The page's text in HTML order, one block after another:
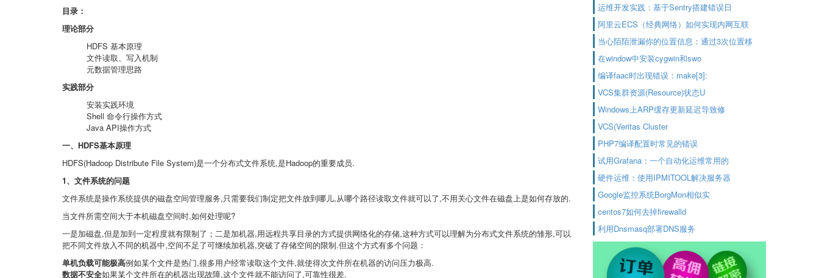
目录：
理论部分
HDFS 基本原理
文件读取、写入机制
元数据管理思路
实践部分
安装实践环境
Shell 命令行操作方式
Java API操作方式
一、HDFS基本原理
HDFS(Hadoop Distribute File System)是一个分布式文件系统,是Hadoop的重要成员.
1、文件系统的问题
文件系统是操作系统提供的磁盘空间管理服务,只需要我们制定把文件放到哪儿,从哪个路径读取文件就可以了,不用关心文件在磁盘上是如何存放的.
当文件所需空间大于本机磁盘空间时,如何处理呢?
一是加磁盘,但是加到一定程度就有限制了；二是加机器,用远程共享目录的方式提供网络化的存储,这种方式可以理解为分布式文件系统的雏形,可以
把不同文件放入不同的机器中,空间不足了可继续加机器,突破了存储空间的限制.但这个方式有多个问题：
单机负载可能极高例如某个文件是热门,很多用户经常读取这个文件,就使得次文件所在机器的访问压力极高.
数据不安全如果某个文件所在的机器出现故障,这个文件就不能访问了,可靠性很差.
运维开发实践：基于Sentry搭建错误日
阿里云ECS（经典网络）如何实现内网互联
当心陌陌泄漏你的位置信息：通过3次位置移
在window中安装cygwin和swo
编译faac时出现错误：make[3]:
VCS集群资源(Resource)状态U
Windows上ARP缓存更新延迟导致修
VCS(Veritas Cluster
PHP7编译配置时常见的错误
试用Grafana：一个自动化运维常用的
硬件运维：使用IPMITOOL解决服务器
Google监控系统BorgMon相似实
centos7如何去掉firewalld
利用Dnsmasq部署DNS服务